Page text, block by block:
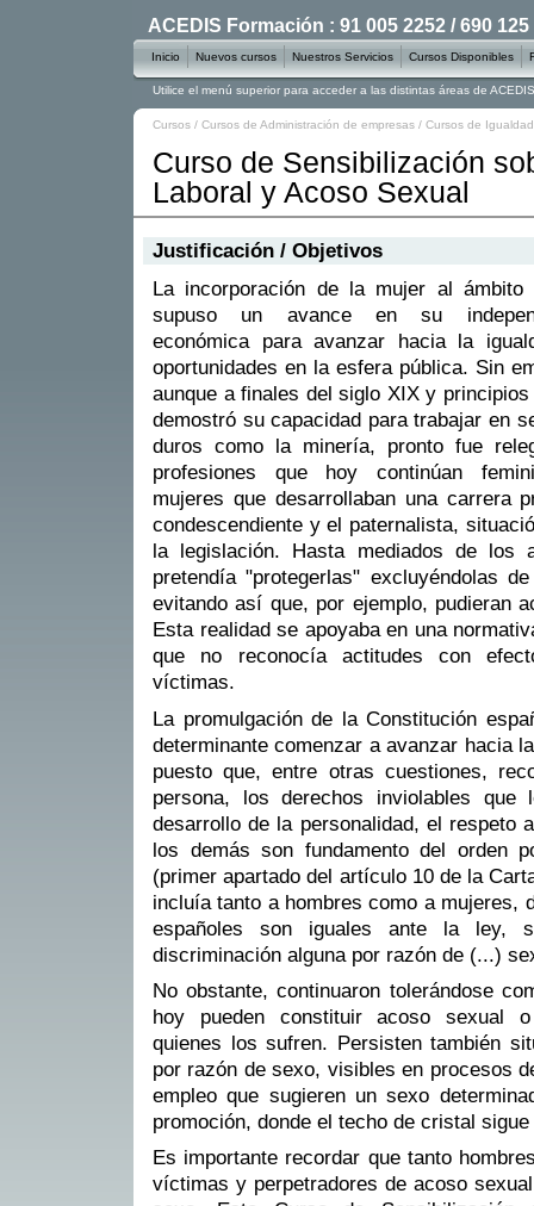
Cursos / Cursos de Administración de empresas / Cursos de
Curso de Sensibilización
Laboral y Acoso Sexual
Justificación / Objetivos
La incorporación de la mujer al ámbito
supuso un avance en su
económica para avanzar hacia la
oportunidades en la esfera pública. Sin
aunque a finales del siglo XIX y principios
demostró su capacidad para trabajar en
duros como la minería, pronto fue
profesiones que hoy continúan
mujeres que desarrollaban una carrera
condescendiente y el paternalista,
la legislación. Hasta mediados de los
pretendía "protegerlas" excluyéndolas
evitando así que, por ejemplo, pudieran
Esta realidad se apoyaba en una
que no reconocía actitudes con
víctimas.
La promulgación de la Constitución
determinante comenzar a avanzar hacia
puesto que, entre otras cuestiones,
persona, los derechos inviolables
desarrollo de la personalidad, el respeto
los demás son fundamento del orden
(primer apartado del artículo 10 de la
incluía tanto a hombres como a mujeres,
españoles son iguales ante la ley,
discriminación alguna por razón de (...)
No obstante, continuaron tolerándose
hoy pueden constituir acoso sexual
quienes los sufren. Persisten también
por razón de sexo, visibles en procesos
empleo que sugieren un sexo
promoción, donde el techo de cristal
Es importante recordar que tanto
víctimas y perpetradores de acoso
ACEDIS Formación : 91 005 2252 / 690 125
Inicio Nuevos cursos Nuestros Servicios Cursos Disponibles
Utilice el menú superior para acceder a las distintas áreas de